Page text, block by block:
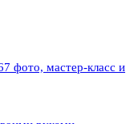
фото, мастер-класс и